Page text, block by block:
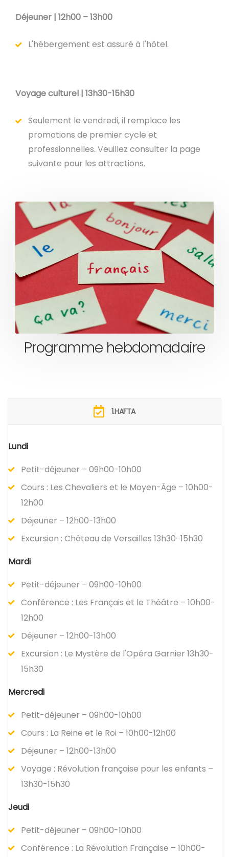
Déjeuner | 12h00 – 13h00
L'hébergement est assuré à l'hôtel.
Voyage culturel | 13h30-15h30
Seulement le vendredi, il remplace les
promotions de premier cycle et
professionnelles. Veuillez consulter la page
suivante pour les attractions.
Programme hebdomadaire
1.HAFTA
Lundi
Petit-déjeuner – 09h00-10h00
Cours : Les Chevaliers et le Moyen-Âge – 10h00-
12h00
Déjeuner – 12h00-13h00
Excursion : Château de Versailles 13h30-15h30
Mardi
Petit-déjeuner – 09h00-10h00
Conférence : Les Français et le Théâtre – 10h00-
12h00
Déjeuner – 12h00-13h00
Excursion : Le Mystère de l'Opéra Garnier 13h30-
15h30
Mercredi
Petit-déjeuner – 09h00-10h00
Cours : La Reine et le Roi – 10h00-12h00
Déjeuner – 12h00-13h00
Voyage : Révolution française pour les enfants –
13h30-15h30
Jeudi
Petit-déjeuner – 09h00-10h00
Conférence : La Révolution Française – 10h00-